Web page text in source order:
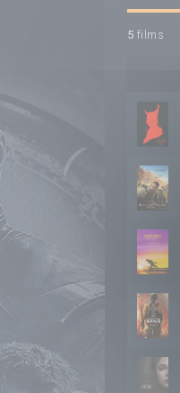
5 films